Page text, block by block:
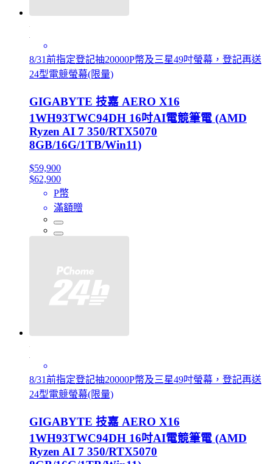
8/31前指定登記抽20000P幣及三星49吋螢幕，登記再送
24型電競螢幕(限量)
GIGABYTE 技嘉 AERO X16
1WH93TWC94DH 16吋AI電競筆電 (AMD
Ryzen AI 7 350/RTX5070
8GB/16G/1TB/Win11)
$59,900
$62,900
P幣
滿額贈
8/31前指定登記抽20000P幣及三星49吋螢幕，登記再送
24型電競螢幕(限量)
GIGABYTE 技嘉 AERO X16
1WH93TWC94DH 16吋AI電競筆電 (AMD
Ryzen AI 7 350/RTX5070